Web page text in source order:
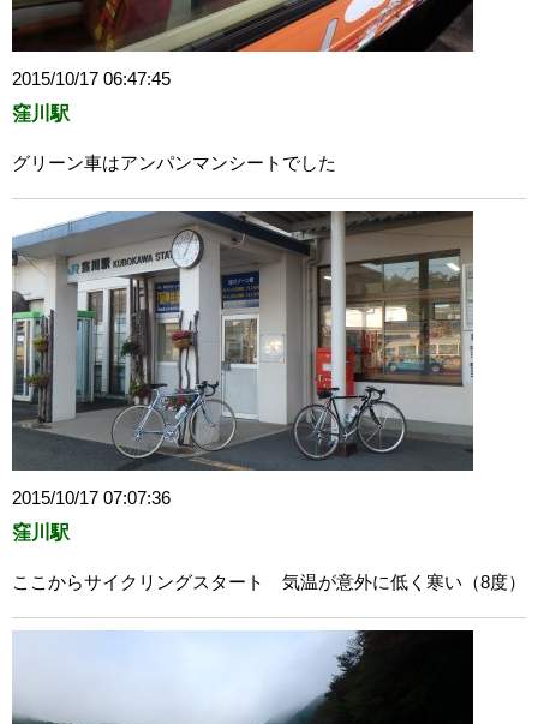
2015/10/17 06:47:45
窪川駅
グリーン車はアンパンマンシートでした
2015/10/17 07:07:36
窪川駅
ここからサイクリングスタート 気温が意外に低く寒い（8度）